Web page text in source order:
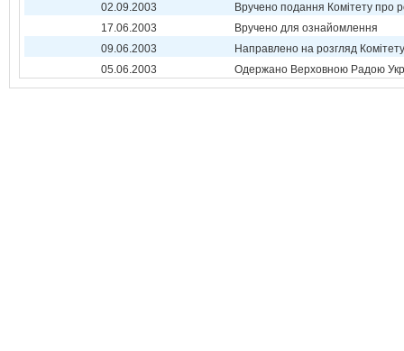
02.09.2003
Вручено подання Комітету про
17.06.2003
Вручено для ознайомлення
09.06.2003
Направлено на розгляд Комітету
05.06.2003
Одержано Верховною Радою